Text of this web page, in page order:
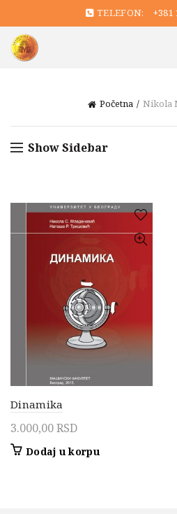
TELEFON: +381
Početna Nikola
Show Sidebar
Dinamika
3.000,00RSD
Dodaj u korpu